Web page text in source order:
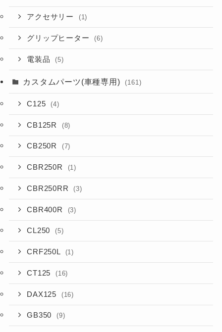
アクセサリー (1)
グリップヒーター (6)
電装品 (5)
カスタムパーツ(車種専用) (161)
C125 (4)
CB125R (8)
CB250R (7)
CBR250R (1)
CBR250RR (3)
CBR400R (3)
CL250 (5)
CRF250L (1)
CT125 (16)
DAX125 (16)
GB350 (9)